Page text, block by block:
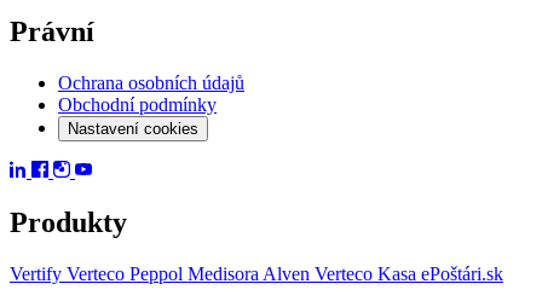
Právní
Ochrana osobních údajů
Obchodní podmínky
Nastavení cookies
Produkty
Vertify Verteco Peppol Medisora Alven Verteco Kasa ePoštári.sk